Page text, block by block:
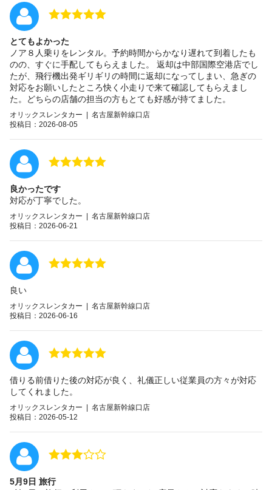
とてもよかった
ノア８人乗りをレンタル。予約時間からかなり遅れて到着したも
のの、すぐに手配してもらえました。 返却は中部国際空港店でし
たが、飛行機出発ギリギリの時間に返却になってしまい、急ぎの
対応をお願いしたところ快く小走りで来て確認してもらえまし
た。どちらの店舗の担当の方もとても好感が持てました。
オリックスレンタカー | 名古屋新幹線口店
投稿日：2026-08-05
良かったです
対応が丁寧でした。
オリックスレンタカー | 名古屋新幹線口店
投稿日：2026-06-21
良い
オリックスレンタカー | 名古屋新幹線口店
投稿日：2026-06-16
借りる前借りた後の対応が良く、礼儀正しい従業員の方々が対応
してくれました。
オリックスレンタカー | 名古屋新幹線口店
投稿日：2026-05-12
5月9日 旅行